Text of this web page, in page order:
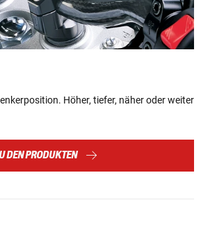
Höher, tiefer, näher oder weiter
DEN PRODUKTEN